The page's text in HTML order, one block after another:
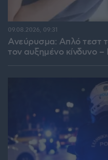
Ανεύρυσμα: Απλό τεστ
τον αυξημένο κίνδυνο –
09.08.2026, 09:31